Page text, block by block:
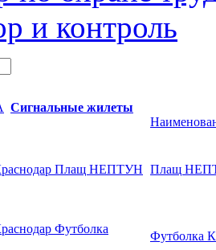
и контроль
Сигнальные жилеты
Плащ
Футболка